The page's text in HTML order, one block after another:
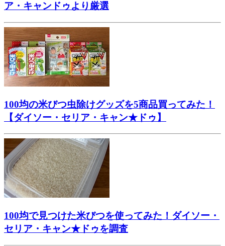
ア・キャンドゥより厳選
100均の米びつ虫除けグッズを5商品買ってみた！
【ダイソー・セリア・キャン★ドゥ】
100均で見つけた米びつを使ってみた！ダイソー・
セリア・キャン★ドゥを調査